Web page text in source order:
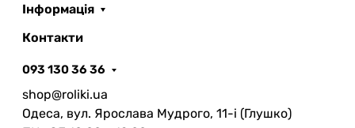
Інформація
Контакти
093 130 36 36
shop@roliki.ua
Одеса, вул. Ярослава Мудрого, 11-i (Глушко)